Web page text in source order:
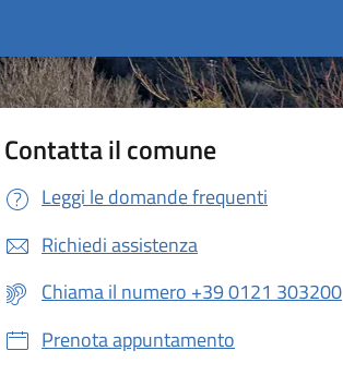
Contatta il comune
Leggi le domande frequenti
Richiedi assistenza
Chiama il numero +39 0121 303200
Prenota appuntamento